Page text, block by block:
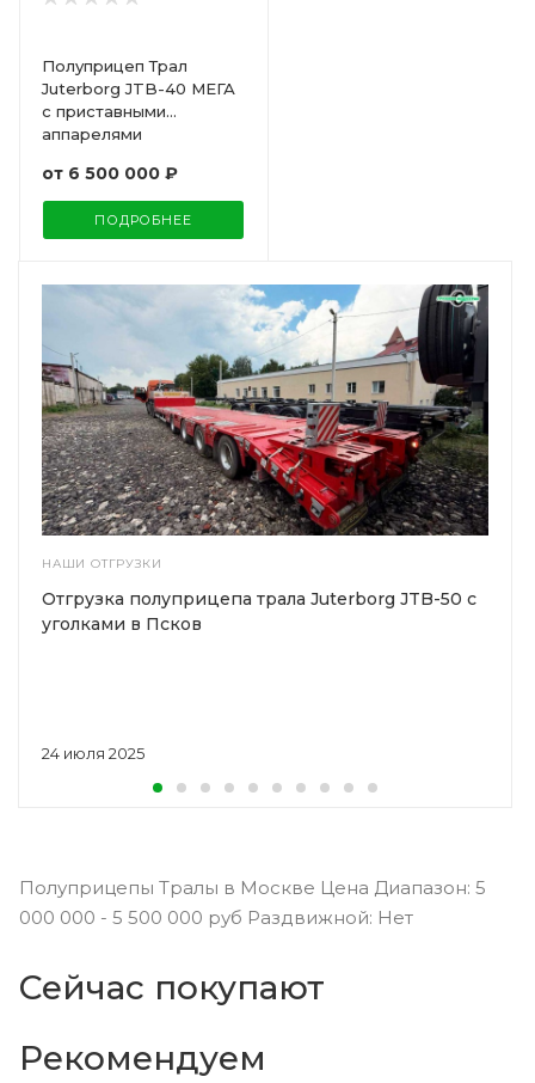
Полуприцеп Трал
Juterborg JTB-40 МЕГА
с приставными
аппарелями
от 6 500 000 ₽
ПОДРОБНЕЕ
НАШИ ОТГРУЗКИ
24 июля 2025
Отгрузка полуприцепа трала Juterborg JTB-50 с
уголками в Псков
Полуприцепы Тралы в Москве Цена Диапазон: 5
000 000 - 5 500 000 руб Раздвижной: Нет
Сейчас покупают
Рекомендуем